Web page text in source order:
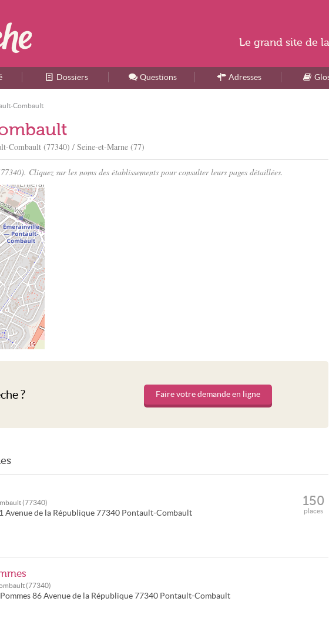
Accueil
Dossiers Questions Adresses
Combault
Combault (77340) / Seine-et-Marne (77)
Cliquez sur les noms des établissements pour consulter leurs pages détaillées.
? Faire votre demande en ligne
(77340)
1 Avenue de la République 77340 Pontault-Combault
150
places
(77340)
86 Avenue de la République 77340 Pontault-Combault
Le grand site de la